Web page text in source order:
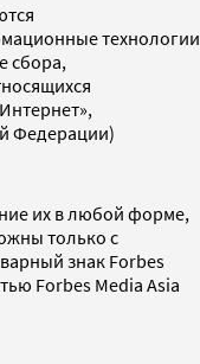
технологии
сбора,
Федерации)
их в любой форме,
только с
знак Forbes
Forbes Media Asia